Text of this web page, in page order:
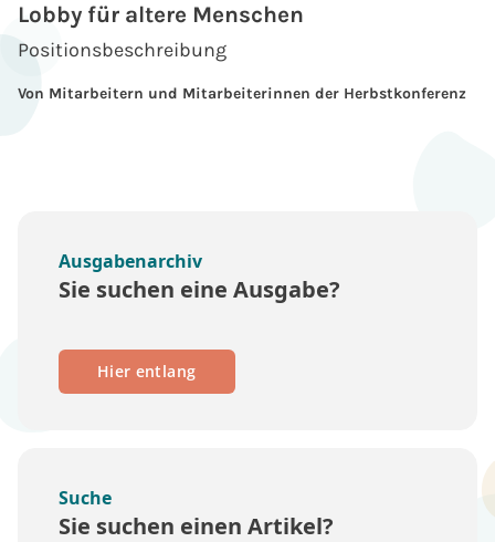
Lobby für altere Menschen
Positionsbeschreibung
Von Mitarbeitern und Mitarbeiterinnen der Herbstkonferenz
Ausgabenarchiv
Sie suchen eine Ausgabe?
Hier entlang
Suche
Sie suchen einen Artikel?